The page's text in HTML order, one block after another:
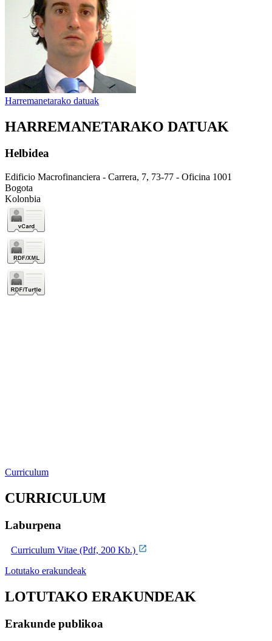
Harremanetarako datuak
HARREMANETARAKO DATUAK
Helbidea
Edificio Macrofinanciera - Carrera, 7, 73-77 - Oficina 1001
Bogota
Kolonbia
Curriculum
CURRICULUM
Laburpena
Curriculum Vitae (Pdf, 200 Kb.)
Lotutako erakundeak
LOTUTAKO ERAKUNDEAK
Erakunde publikoa